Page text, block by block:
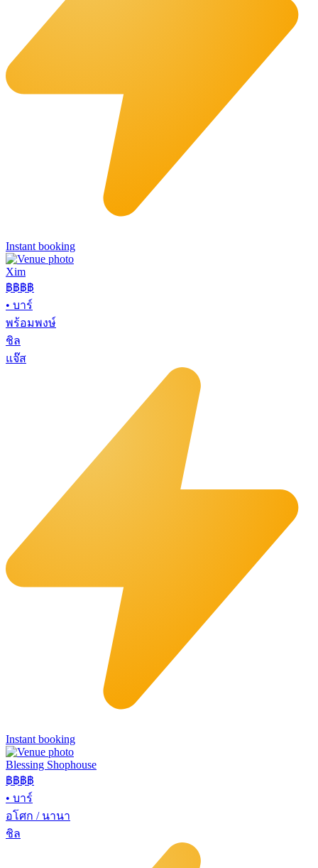
Instant booking
Xim
฿฿฿฿
• บาร์
พร้อมพงษ์
ชิล
แจ๊ส
Instant booking
Blessing Shophouse
฿฿฿฿
• บาร์
อโศก / นานา
ชิล